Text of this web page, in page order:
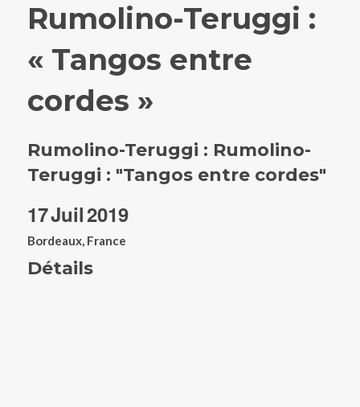
Rumolino-Teruggi :
« Tangos entre
cordes »
Rumolino-Teruggi : Rumolino-
Teruggi : "Tangos entre cordes"
17Juil2019
Bordeaux, France
Détails